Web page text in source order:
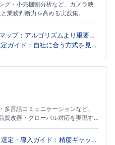
グ・小売棚割分析など、カメラ映
業務判断力を高める実践集。
ップ：アルゴリズムより重要な
の実践アプローチ
ガイド：自社に合う方式を見極
言語コミュニケーションなど、
質改善・グローバル対応を実現す
定・導入ガイド：精度ギャップ